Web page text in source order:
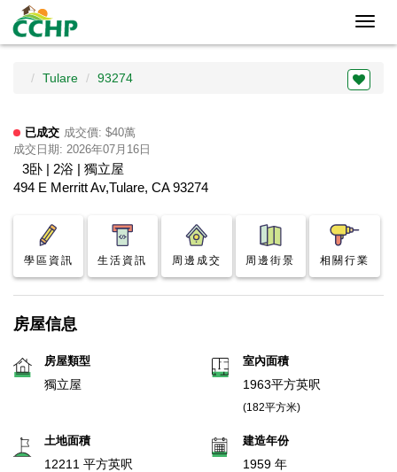
Tulare 93274
已成交 成交價: $40萬
成交日期: 2026年07月16日
3卧 | 2浴 | 獨立屋
494 E Merritt Av,Tulare, CA 93274
學區資訊 生活資訊 周邊成交 周邊街景 相關行業
房屋信息
房屋類型
獨立屋
室內面積
1963平方英呎
(182平方米)
土地面積
12211 平方英呎
建造年份
1959 年